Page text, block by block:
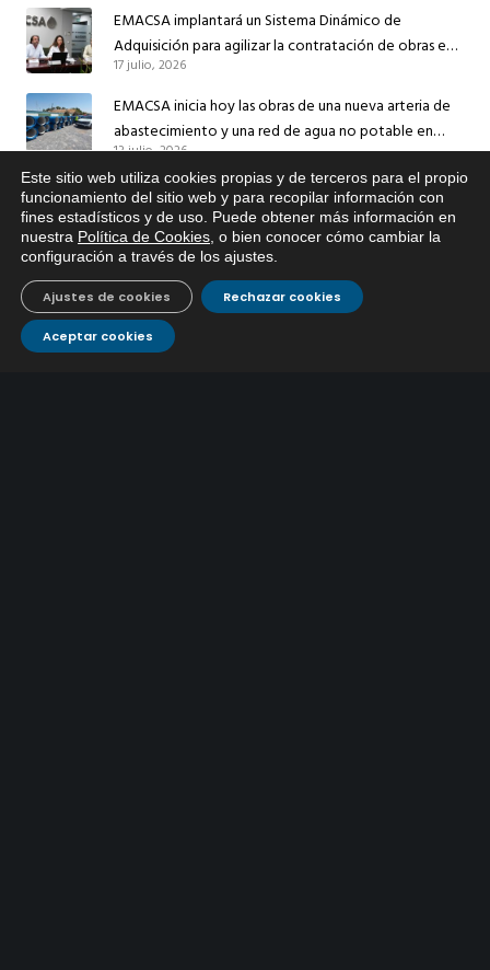
EMACSA implantará un Sistema Dinámico de
Adquisición para agilizar la contratación de obras en
sus redes e instalaciones
17 julio, 2026
EMACSA inicia hoy las obras de una nueva arteria de
abastecimiento y una red de agua no potable en
Ingeniero Ruiz de Azúa
13 julio, 2026
Caracterización ZA Córdoba Red Quemadas- 1ª Sem
2026
9 julio, 2026
Caracterización ZA Córdoba Red Carrera Caballo-1º
Sem 2026
9 julio, 2026
Este sitio web utiliza cookies propias y de terceros para el propio
funcionamiento del sitio web y para recopilar información con
fines estadísticos y de uso. Puede obtener más información en
nuestra Política de Cookies , o bien conocer cómo cambiar la
configuración a través de los ajustes
Aceptar cookies
Rechazar cookies
Ajustes de cookies
Si tiene cualquier duda sobre
EMACSA, haga click abajo.